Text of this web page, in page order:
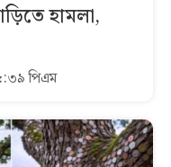
হামলা,
পিএম